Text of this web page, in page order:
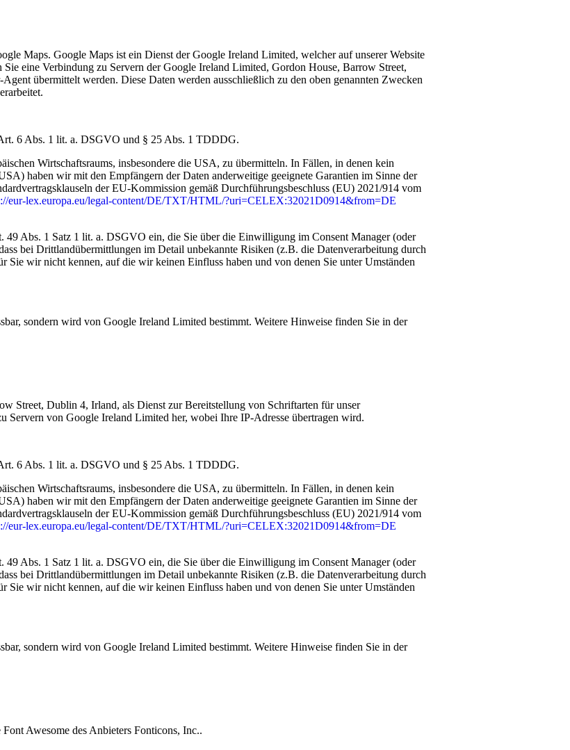
Maps. Google Maps ist ein Dienst der Google Ireland Limited, welcher auf unserer Website
eine Verbindung zu Servern der Google Ireland Limited, Gordon House, Barrow Street,
übermittelt werden. Diese Daten werden ausschließlich zu den oben genannten Zwecken
6 Abs. 1 lit. a. DSGVO und § 25 Abs. 1 TDDDG.
Wirtschaftsraums, insbesondere die USA, zu übermitteln. In Fällen, in denen kein
haben wir mit den Empfängern der Daten anderweitige geeignete Garantien im Sinne der
der EU-Kommission gemäß Durchführungsbeschluss (EU) 2021/914 vom
eur-lex.europa.eu/legal-content/DE/TXT/HTML/?uri=CELEX:32021D0914&from=DE
Abs. 1 Satz 1 lit. a. DSGVO ein, die Sie über die Einwilligung im Consent Manager (oder
bei Drittlandübermittlungen im Detail unbekannte Risiken (z.B. die Datenverarbeitung durch
Sie wir nicht kennen, auf die wir keinen Einfluss haben und von denen Sie unter Umständen
sondern wird von Google Ireland Limited bestimmt. Weitere Hinweise finden Sie in der
Street, Dublin 4, Irland, als Dienst zur Bereitstellung von Schriftarten für unser
Servern von Google Ireland Limited her, wobei Ihre IP-Adresse übertragen wird.
6 Abs. 1 lit. a. DSGVO und § 25 Abs. 1 TDDDG.
Wirtschaftsraums, insbesondere die USA, zu übermitteln. In Fällen, in denen kein
haben wir mit den Empfängern der Daten anderweitige geeignete Garantien im Sinne der
der EU-Kommission gemäß Durchführungsbeschluss (EU) 2021/914 vom
eur-lex.europa.eu/legal-content/DE/TXT/HTML/?uri=CELEX:32021D0914&from=DE
Abs. 1 Satz 1 lit. a. DSGVO ein, die Sie über die Einwilligung im Consent Manager (oder
bei Drittlandübermittlungen im Detail unbekannte Risiken (z.B. die Datenverarbeitung durch
Sie wir nicht kennen, auf die wir keinen Einfluss haben und von denen Sie unter Umständen
sondern wird von Google Ireland Limited bestimmt. Weitere Hinweise finden Sie in der
Awesome des Anbieters Fonticons, Inc..